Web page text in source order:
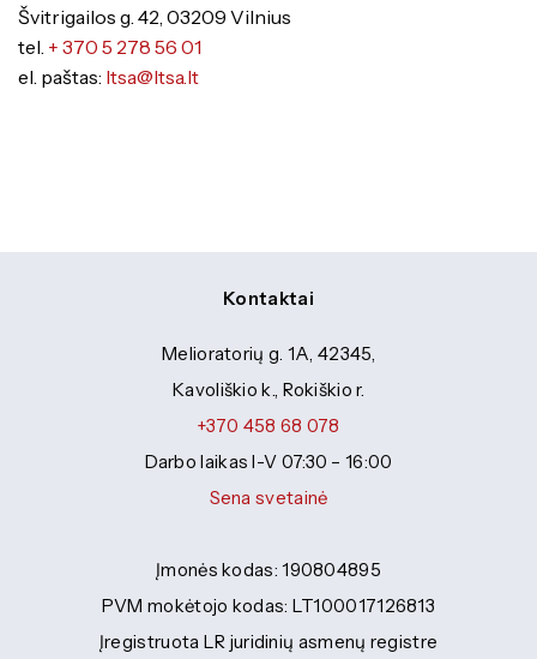
Švitrigailos g. 42, 03209 Vilnius
tel. + 370 5 278 56 01
el. paštas: ltsa@ltsa.lt
Kontaktai
Melioratorių g. 1A, 42345,
Kavoliškio k., Rokiškio r.
+370 458 68 078
Darbo laikas I-V 07:30 – 16:00
Sena svetainė
Įmonės kodas: 190804895
PVM mokėtojo kodas: LT100017126813
Įregistruota LR juridinių asmenų registre